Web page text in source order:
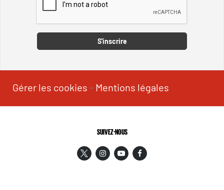
S'inscrire
Gérer les cookies - Mentions légales
SUIVEZ-NOUS